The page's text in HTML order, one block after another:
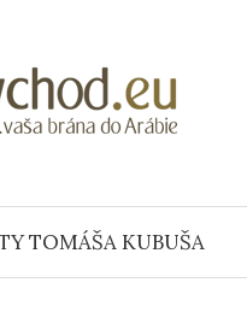
TOMÁŠA KUBUŠA